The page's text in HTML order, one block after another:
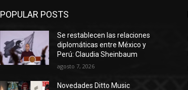
POPULAR POSTS
Se restablecen las relaciones
diplomáticas entre México y
Perú: Claudia Sheinbaum
agosto 7, 2026
Novedades Ditto Music